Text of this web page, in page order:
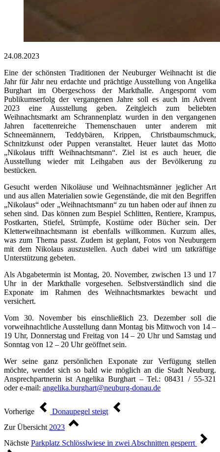
24.08.2023
Eine der schönsten Traditionen der Neuburger Weihnacht ist die
Jahr für Jahr neu erdachte und prächtige Ausstellung von Angelika
Burghart im Obergeschoss der Markthalle. Angespornt vom
Publikumserfolg der vergangenen Jahre soll es auch im Advent
2023 eine Ausstellung geben. Zeitgleich zum beliebten
Weihnachtsmarkt am Schrannenplatz wurden in den vergangenen
Jahren facettenreiche Themenschauen unter anderem mit
Schneemännern, Teddybären, Krippen, Christbaumschmuck,
Schnitzkunst oder Puppen veranstaltet. Heuer lautet das Motto
„Nikolaus trifft Weihnachtsmann“. Ziel ist es auch heuer, die
Ausstellung wieder mit Leihgaben aus der Bevölkerung zu
bestücken.
Gesucht werden Nikoläuse und Weihnachtsmänner jeglicher Art
und aus allen Materialien sowie Gegenstände, die mit den Begriffen
„Nikolaus“ oder „Weihnachtsmann“ zu tun haben oder auf ihnen zu
sehen sind. Das können zum Bespiel Schlitten, Rentiere, Krampus,
Postkarten, Stiefel, Strümpfe, Kostüme oder Bücher sein. Der
Kletterweihnachtsmann ist ebenfalls willkommen. Kurzum alles,
was zum Thema passt. Zudem ist geplant, Fotos von Neuburgern
mit dem Nikolaus auszustellen. Auch dabei wird um tatkräftige
Unterstützung gebeten.
Als Abgabetermin ist Montag, 20. November, zwischen 13 und 17
Uhr in der Markthalle vorgesehen. Selbstverständlich sind die
Exponate im Rahmen des Weihnachtsmarktes bewacht und
versichert.
Vom 30. November bis einschließlich 23. Dezember soll die
vorweihnachtliche Ausstellung dann Montag bis Mittwoch von 14 –
19 Uhr, Donnerstag und Freitag von 14 – 20 Uhr und Samstag und
Sonntag von 12 – 20 Uhr geöffnet sein.
Wer seine ganz persönlichen Exponate zur Verfügung stellen
möchte, wendet sich so bald wie möglich an die Stadt Neuburg.
Ansprechpartnerin ist Angelika Burghart – Tel.: 08431 / 55-321
oder e-mail: angelika.burghart@neuburg-donau.de
Vorherige
Donaupegel steigt
Zur Übersicht 2023
Nächste Parkplatz Schlösslwiese in zwei Abschnitten gesperrt